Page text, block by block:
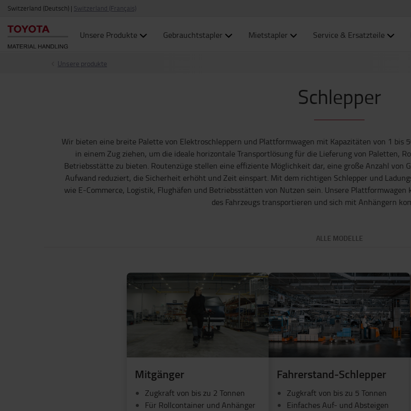
Switzerland (Deutsch) | Switzerland (Français)
Unsere Produkte Gebrauchtstapler Mietstapler Service & Ersatzteile
Unsere produkte
Schlepper
Wir bieten eine breite Palette von Elektroschleppern und Plattformwagen mit Kapazitäten von 1 bis
in einem Zug ziehen, um die ideale horizontale Transportlösung für die Lieferung von Paletten,
Betriebsstätte zu bieten. Routenzüge stellen eine effiziente Möglichkeit dar, eine große Anzahl von
Aufwand reduziert, die Sicherheit erhöht und Zeit einspart. Mit dem richtigen Schlepper und
wie E-Commerce, Logistik, Flughäfen und Betriebsstätten von Nutzen sein. Unsere
des Fahrzeugs transportieren und sich mit Anhängern
ALLE MODELLE
Mitgänger
Zugkraft von bis zu 2 Tonnen
Für Rollcontainer und Anhänger
Fahrerstand-Schlepper
Zugkraft von bis zu 5 Tonnen
Einfaches Auf- und Absteigen